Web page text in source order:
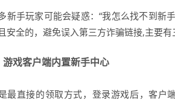
新手玩家可能会疑惑：“我怎么找不到新
安全的，避免误入第三方诈骗链接,主要有
游戏客户端内置新手中心
最直接的领取方式，登录游戏后，客户